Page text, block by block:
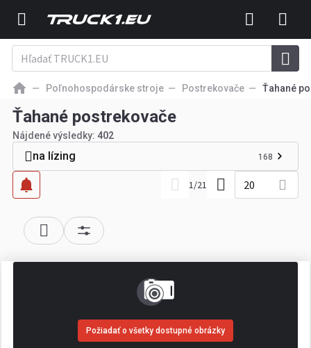
Poľnohospodárske stroje Postrekovače Ťahané
Ťahané postrekovače
Nájdené výsledky: 402
na lízing 168
1/21 20
Požiadať o všetky dostupné obrázky